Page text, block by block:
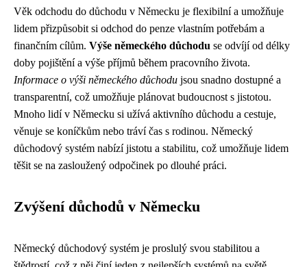
Věk odchodu do důchodu v Německu je flexibilní a umožňuje
lidem přizpůsobit si odchod do penze vlastním potřebám a
finančním cílům. Výše německého důchodu se odvíjí od délky
doby pojištění a výše příjmů během pracovního života.
Informace o výši německého důchodu jsou snadno dostupné a
transparentní, což umožňuje plánovat budoucnost s jistotou.
Mnoho lidí v Německu si užívá aktivního důchodu a cestuje,
věnuje se koníčkům nebo tráví čas s rodinou. Německý
důchodový systém nabízí jistotu a stabilitu, což umožňuje lidem
těšit se na zasloužený odpočinek po dlouhé práci.
Zvýšení důchodů v Německu
Německý důchodový systém je proslulý svou stabilitou a